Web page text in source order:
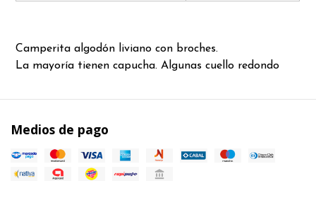
Camperita algodón liviano con broches.
La mayoría tienen capucha. Algunas cuello redondo
Medios de pago